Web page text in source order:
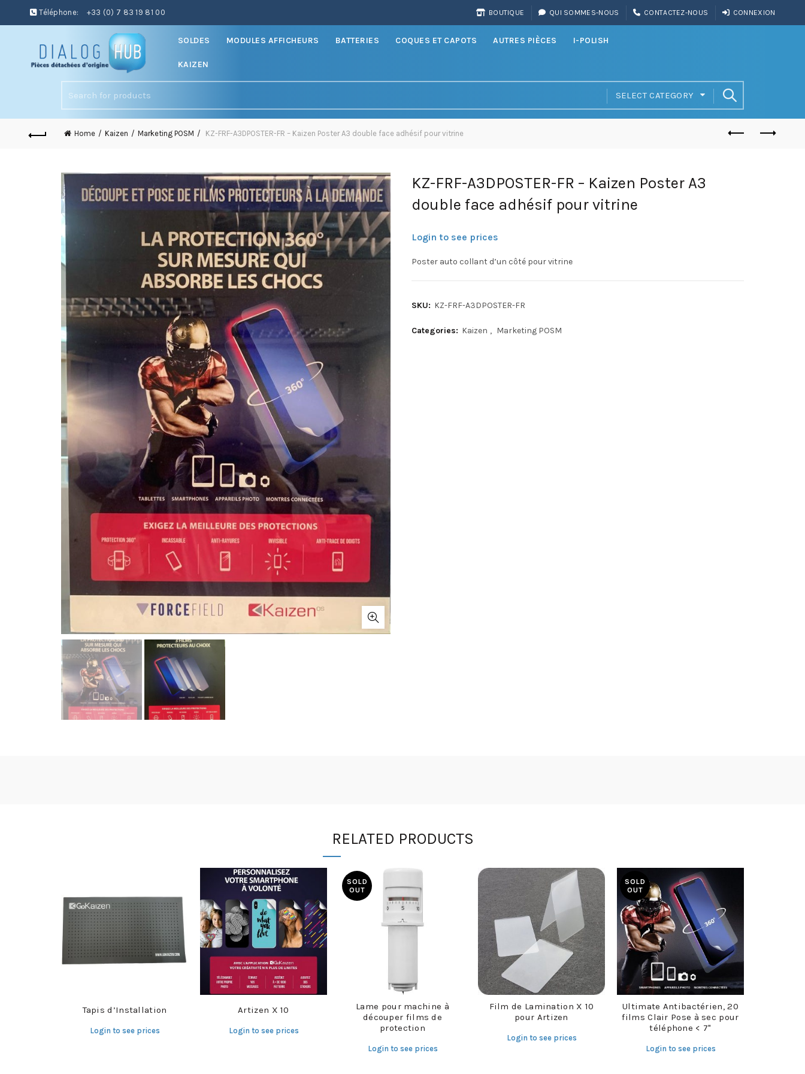
Téléphone: +33 (0) 7 83 19 81 00 BOUTIQUE QUI SOMMES-NOUS CONTACTEZ-NOUS CONNEXION
SOLDES MODULES AFFICHEURS BATTERIES COQUES ET CAPOTS AUTRES PIÈCES I-POLISH
KAIZEN
for:
SELECT CATEGORY
Home Kaizen Marketing POSM KZ-FRF-A3DPOSTER-FR – Kaizen Poster A3 double face adhésif pour vitrine
KZ-FRF-A3DPOSTER-FR – Kaizen Poster A3
double face adhésif pour vitrine
Login to see prices
Poster auto collant d’un côté pour vitrine
SKU: KZ-FRF-A3DPOSTER-FR
Categories: Kaizen , Marketing POSM
RELATED PRODUCTS
Tapis d’Installation
Login to see prices
Artizen X 10
Login to see prices
SOLD
OUT
Lame pour machine à
découper films de
protection
Login to see prices
Film de Lamination X 10
pour Artizen
Login to see prices
SOLD
OUT
Ultimate Antibactérien, 20
films Clair Pose à sec pour
téléphone < 7"
Login to see prices